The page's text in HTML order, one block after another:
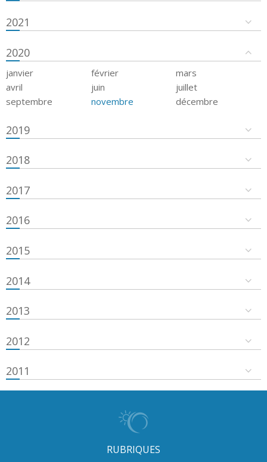
2021
2020
janvier février
mars
avril
juin
juillet
septembre
novembre décembre
2019
2018
2017
2016
2015
2014
2013
2012
2011
RUBRIQUES